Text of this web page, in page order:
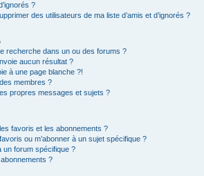
?
des utilisateurs de ma liste d’amis et d’ignorés ?
recherche dans un ou des forums ?
aucun résultat ?
à une page blanche ?!
membres ?
propres messages et sujets ?
favoris et les abonnements ?
ou m’abonner à un sujet spécifique ?
un forum spécifique ?
?